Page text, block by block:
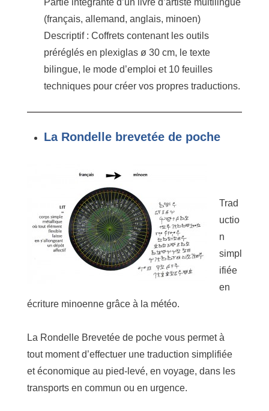
Partie intégrante d’un livre d’artiste multilingue
(français, allemand, anglais, minoen)
Descriptif : Coffrets contenant les outils
préréglés en plexiglas ø 30 cm, le texte
bilingue, le mode d’emploi et 10 feuilles
techniques pour créer vos propres traductions.
La Rondelle brevetée de poche
Trad
uctio
n
simpl
ifiée
en
écriture minoenne grâce à la météo.
La Rondelle Brevetée de poche vous permet à
tout moment d’effectuer une traduction simplifiée
et économique au pied-levé, en voyage, dans les
transports en commun ou en urgence.